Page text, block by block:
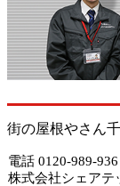
街の屋根やさん
電話 0120-989-936
株式会社シェアテ